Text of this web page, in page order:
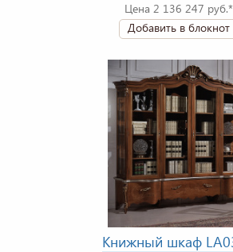
Цена 2 136 247 руб.*
Добавить в блокнот
Книжный шкаф